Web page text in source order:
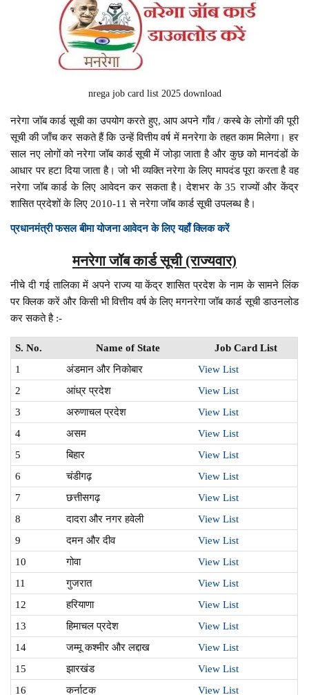
nrega job card list 2025 download
नरेगा जॉब कार्ड सूची का उपयोग करते हुए, आप अपने गाँव / कस्बे के लोगों की पूरी
सूची की जाँच कर सकते हैं कि उन्हें वित्तीय वर्ष में मनरेगा के तहत काम मिलेगा। हर
साल नए लोगों को नरेगा जॉब कार्ड सूची में जोड़ा जाता है और कुछ को मानदंडों के
आधार पर हटा दिया जाता है। जो भी व्यक्ति नरेगा के लिए मापदंड पूरा करता है वह
नरेगा जॉब कार्ड के लिए आवेदन कर सकता है। देशभर के 35 राज्यों और केंद्र
शासित प्रदेशों के लिए 2010-11 से नरेगा जॉब कार्ड सूची उपलब्ध है।
प्रधानमंत्री फसल बीमा योजना आवेदन के लिए यहाँ क्लिक करें
मनरेगा जॉब कार्ड सूची (राज्यवार)
नीचे दी गई तालिका में अपने राज्य या केंद्र शासित प्रदेश के नाम के सामने लिंक
पर क्लिक करें और किसी भी वित्तीय वर्ष के लिए मगनरेगा जॉब कार्ड सूची डाउनलोड
कर सकते है :-
S. No. Name of State
Job Card List
1
अंडमान और निकोबार
View List
2
आंध्र प्रदेश
View List
3
अरुणाचल प्रदेश
View List
4
असम
View List
5
बिहार
View List
6
चंडीगढ़
View List
7
छत्तीसगढ़
View List
8
दादरा और नगर हवेली
View List
9
दमन और दीव
View List
10
गोवा
View List
11
गुजरात
View List
12
हरियाणा
View List
13
हिमाचल प्रदेश
View List
14
जम्मू कश्मीर और लद्दाख
View List
15
झारखंड
View List
16
कर्नाटक View List